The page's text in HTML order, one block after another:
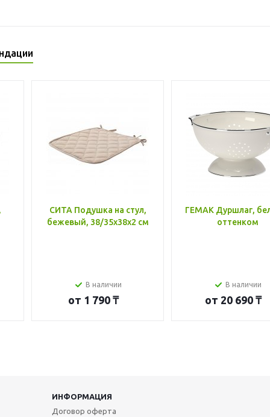
СИТА Подушка на стул,
бежевый, 38/35x38x2 см
В наличии
от 1 790 ₸
ГЕМАК Дуршлаг,
оттенком
В наличии
от 20 690 ₸
ИНФОРМАЦИЯ
Договор оферта